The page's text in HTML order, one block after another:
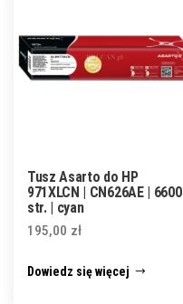
Tusz Asarto do HP
971XLCN | CN626AE | 6600
str. | cyan
195,00 zł
Dowiedz się więcej